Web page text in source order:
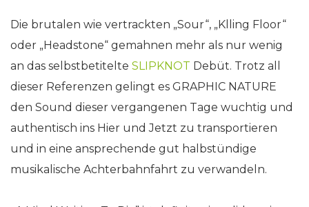
Die brutalen wie vertrackten „Sour“, „Klling Floor“
oder „Headstone“ gemahnen mehr als nur wenig
an das selbstbetitelte SLIPKNOT Debüt. Trotz all
dieser Referenzen gelingt es GRAPHIC NATURE
den Sound dieser vergangenen Tage wuchtig und
authentisch ins Hier und Jetzt zu transportieren
und in eine ansprechende gut halbstündige
musikalische Achterbahnfahrt zu verwandeln.